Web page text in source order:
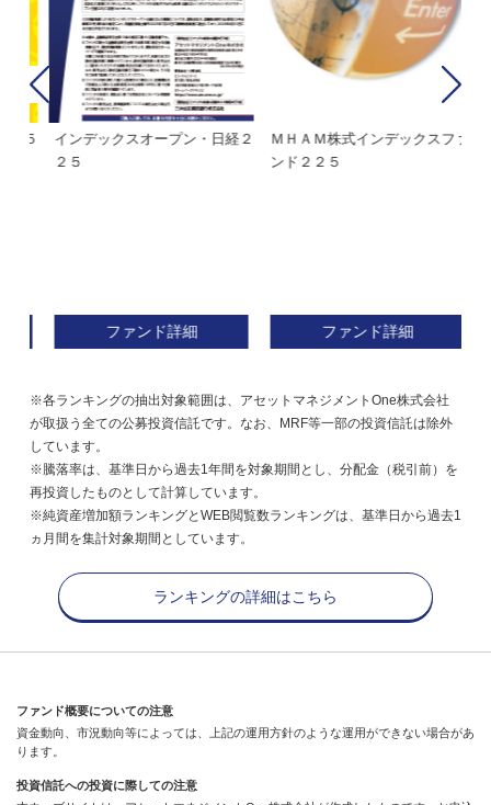
ＭＨＡＭ株式インデックスファ
ンド２２５
ファンド詳細
インデックスミリオン
ファンド詳細
※各ランキングの抽出対象範囲は、アセットマネジメントOne株式会社
が取扱う全ての公募投資信託です。なお、MRF等一部の投資信託は除外
しています。
※騰落率は、基準日から過去1年間を対象期間とし、分配金（税引前）を
再投資したものとして計算しています。
※純資産増加額ランキングとWEB閲覧数ランキングは、基準日から過去1
ヵ月間を集計対象期間としています。
ランキングの詳細はこちら
ファンド概要についての注意
資金動向、市況動向等によっては、上記の運用方針のような運用ができない場合があ
ります。
投資信託への投資に際しての注意